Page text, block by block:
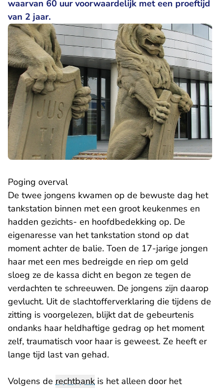
waarvan 60 uur voorwaardelijk met een proeftijd
van 2 jaar.
Poging overval
De twee jongens kwamen op de bewuste dag het
tankstation binnen met een groot keukenmes en
hadden gezichts- en hoofdbedekking op. De
eigenaresse van het tankstation stond op dat
moment achter de balie. Toen de 17-jarige jongen
haar met een mes bedreigde en riep om geld
sloeg ze de kassa dicht en begon ze tegen de
verdachten te schreeuwen. De jongens zijn daarop
gevlucht. Uit de slachtofferverklaring die tijdens de
zitting is voorgelezen, blijkt dat de gebeurtenis
ondanks haar heldhaftige gedrag op het moment
zelf, traumatisch voor haar is geweest. Ze heeft er
lange tijd last van gehad.
Volgens de rechtbank is het alleen door het